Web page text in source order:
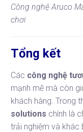
Công nghệ Aruco
chơi
Tổng kết
Các công nghệ
mạnh mẽ mà còn
khách hàng. Trong
solutions chính là
trải nghiệm và khác